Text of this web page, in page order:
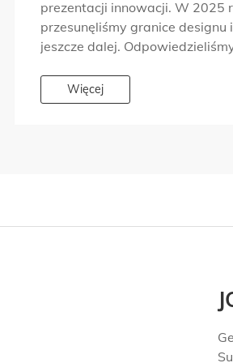
prezentacji innowacji. W 2025
przesunęliśmy granice designu
jeszcze dalej.
abyście mogli doświadczyć
różnych perspektyw. Dlatego […]
Więcej